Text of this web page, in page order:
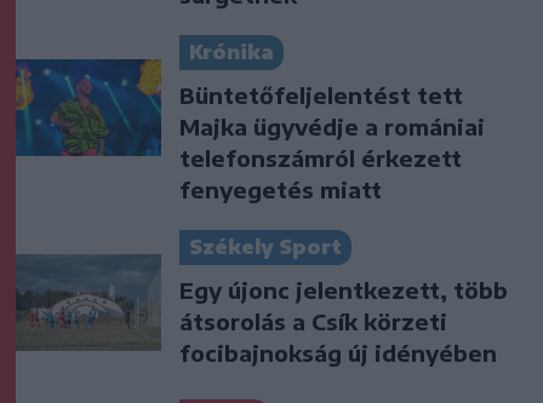
Krónika
Büntetőfeljelentést tett
Majka ügyvédje a romániai
telefonszámról érkezett
fenyegetés miatt
Székely Sport
Egy újonc jelentkezett, több
átsorolás a Csík körzeti
focibajnokság új idényében